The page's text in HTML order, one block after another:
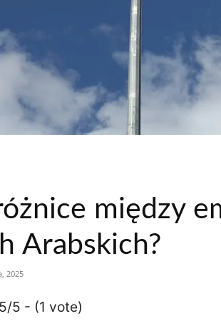
między
Arabskich?
2025
5/5 - (1 vote)